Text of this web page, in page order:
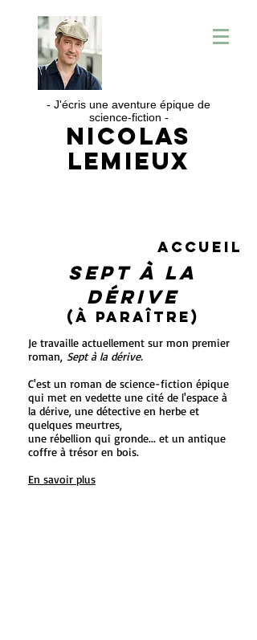
- J'écris une aventure épique de
science-fiction -
Nicolas
Lemieux
Accueil
Sept à la
Dérive
(À paraître)
Je travaille actuellement sur mon premier
roman, Sept à la dérive.
C'est un roman de science-fiction épique
qui met en vedette une cité de l'espace à
la dérive, une détective en herbe et
quelques meurtres,
une rébellion qui gronde... et un antique
coffre à trésor en bois.
En savoir plus